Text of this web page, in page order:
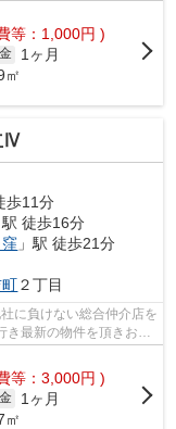
等：1,000円 )
1ヶ月
㎡
Ⅳ
歩11分
駅 徒歩16分
」駅 徒歩21分
町２丁目
に負けない総合仲介店を
き最新の物件を頂きお客
等：3,000円 )
1ヶ月
㎡